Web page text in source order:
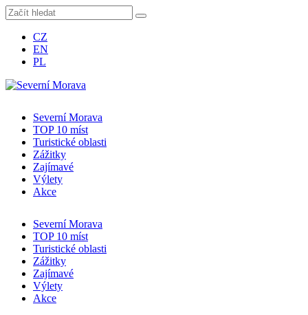
CZ
EN
PL
Severní Morava
TOP 10 míst
Turistické oblasti
Zážitky
Zajímavé
Výlety
Akce
Severní Morava
TOP 10 míst
Turistické oblasti
Zážitky
Zajímavé
Výlety
Akce